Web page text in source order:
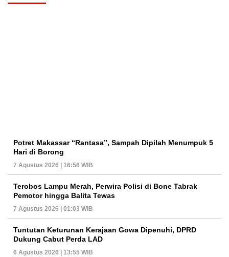
Potret Makassar “Rantasa”, Sampah Dipilah Menumpuk 5
Hari di Borong
7 Agustus 2026 | 16:56 WIB
Terobos Lampu Merah, Perwira Polisi di Bone Tabrak
Pemotor hingga Balita Tewas
7 Agustus 2026 | 01:03 WIB
Tuntutan Keturunan Kerajaan Gowa Dipenuhi, DPRD
Dukung Cabut Perda LAD
6 Agustus 2026 | 13:55 WIB